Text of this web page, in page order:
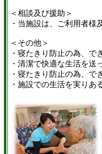
＜相談及び援助＞
・当施設は、ご利用者
＜その他＞
・寝たきり防止の為、で
・清潔で快適な生活を送
・寝たきり防止の為、で
・施設での生活を実りあ